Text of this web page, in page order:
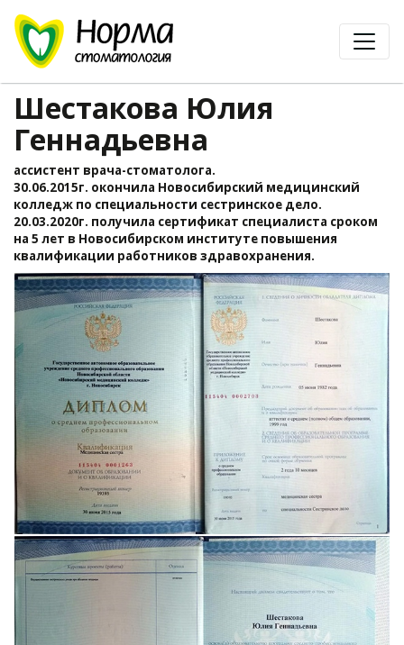
Шестакова Юлия
Геннадьевна
ассистент врача-стоматолога.
30.06.2015г. окончила Новосибирский медицинский
колледж по специальности сестринское дело.
20.03.2020г. получила сертификат специалиста сроком
на 5 лет в Новосибирском институте повышения
квалификации работников здравохранения.